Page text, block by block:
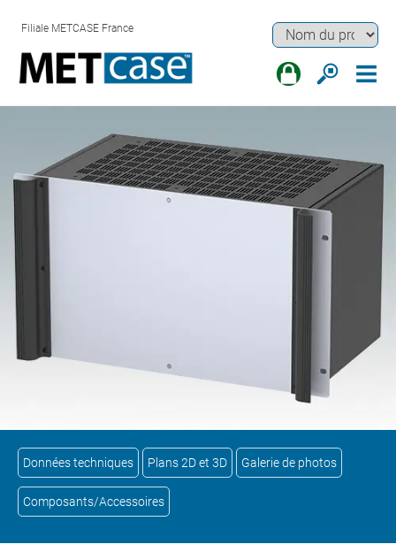
Filiale METCASE France
Données techniques Plans 2D et 3D Galerie de photos
Composants/Accessoires